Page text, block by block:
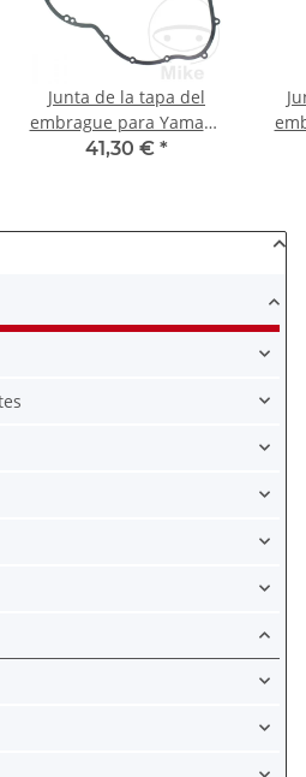
Junta de la tapa del
embrague para Yamaha
XV XVS 950 1300 Racer
41,30 € *